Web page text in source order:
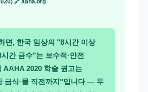
면, 한국 임상의 "8시간 이상
시간 금수"는 보수적·안전
AAHA 2020 학술 권고는
금식·물 직전까지"입니다 — 두